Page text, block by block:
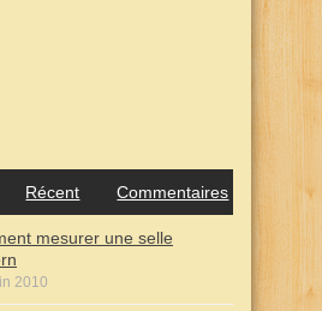
Récent Commentaires
mesurer une selle
2010